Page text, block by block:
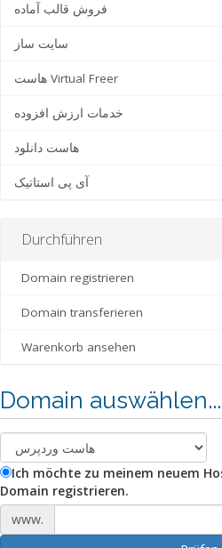
فروش قالب آماده
سایت ساز
هاست Virtual Freer
خدمات ارزش افزوده
هاست دانلود
آی پی استاتیک
Durchführen
Domain registrieren
Domain transferieren
Warenkorb ansehen
Domain auswählen...
Ich möchte zu meinem neuem
Domain registrieren.
www.